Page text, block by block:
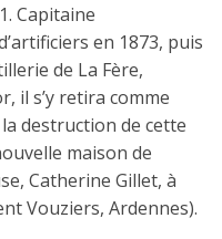
Capitaine
en 1873, puis
de La Fère,
il s’y retira comme
destruction de cette
maison de
Catherine Gillet, à
Vouziers, Ardennes).